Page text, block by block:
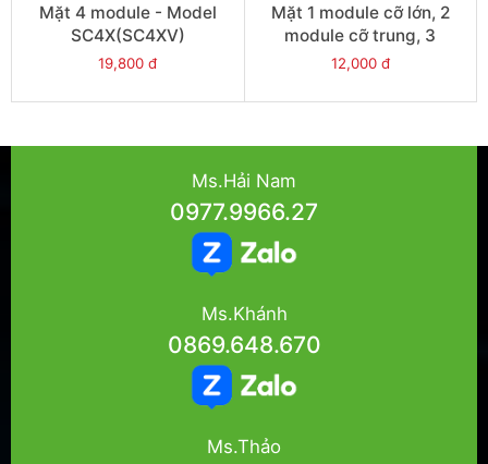
Mặt 4 module - Model
SC4X(SC4XV)
19,800 đ
Mặt 1 module cỡ lớn, 2
module cỡ trung, 3
module - Model
12,000 đ
Ms.Hải Nam
0977.9966.27
Ms.Khánh
0869.648.670
Ms.Thảo